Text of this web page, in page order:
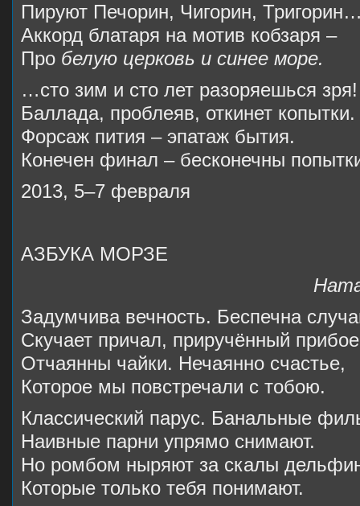
Пируют Печорин, Чигорин,
Аккорд блатаря на мотив кобзаря –
Про белую церковь и синее море.
…сто зим и сто лет разоряешься зря!
Баллада, проблеяв, откинет копытки.
Форсаж пития – эпатаж бытия.
Конечен финал – бесконечны
2013, 5–7 февраля
АЗБУКА МОРЗЕ
Задумчива вечность. Беспечна
Скучает причал, приручённый
Отчаянны чайки. Нечаянно счастье,
Которое мы повстречали с тобою.
Классический парус. Банальные
Наивные парни упрямо снимают.
Но ромбом ныряют за скалы
Которые только тебя понимают.